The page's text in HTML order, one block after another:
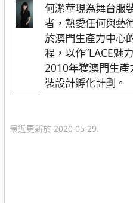
何潔華現為舞台服
者，熱愛任何與藝
於澳門生產力中心
程，以作”LACE魅
2010年獲澳門生產
裝設計孵化計劃。
最近更新於 2020-05-29.